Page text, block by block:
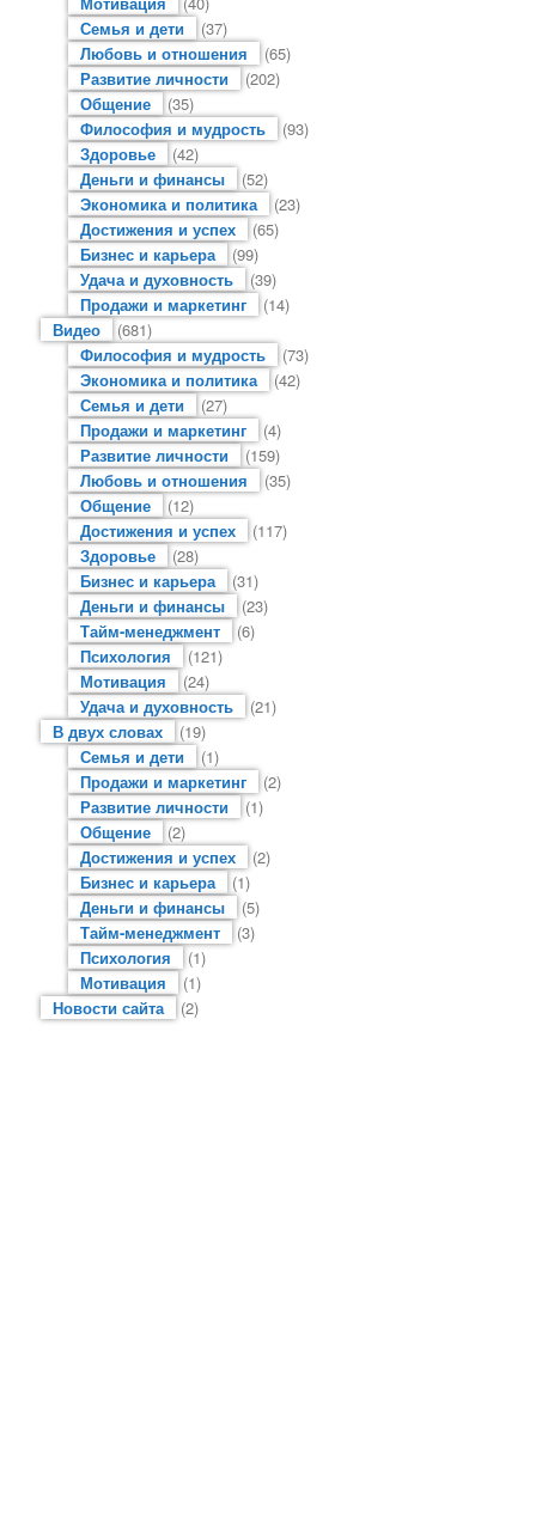
Семья и дети
(37)
Любовь и отношения
(65)
Развитие личности
(202)
Общение
(35)
Философия и мудрость
(93)
Здоровье
(42)
Деньги и финансы
(52)
Экономика и политика
(23)
Достижения и успех
(65)
Бизнес и карьера
(99)
Удача и духовность
(39)
Продажи и маркетинг
(14)
Видео
(681)
Философия и мудрость
(73)
Экономика и политика
(42)
Семья и дети
(27)
Продажи и маркетинг
(4)
Развитие личности
(159)
Любовь и отношения
(35)
Общение
(12)
Достижения и успех
(117)
Здоровье
(28)
Бизнес и карьера
(31)
Деньги и финансы
(23)
Тайм-менеджмент
(6)
Психология
(121)
Мотивация
(24)
Удача и духовность
(21)
В двух словах
(19)
Семья и дети
(1)
Продажи и маркетинг
(2)
Развитие личности
(1)
Общение
(2)
Достижения и успех
(2)
Бизнес и карьера
(1)
Деньги и финансы
(5)
Тайм-менеджмент
(3)
Психология
(1)
Мотивация
(1)
Новости сайта
(2)